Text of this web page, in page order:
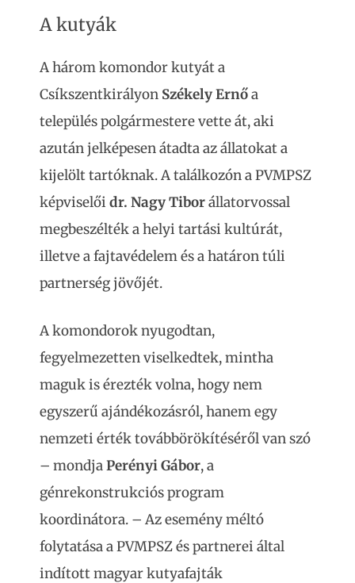
A kutyák
A három komondor kutyát a
Csíkszentkirályon Székely Ernőa
település polgármestere vette át, aki
azután jelképesen átadta az állatokat a
kijelölt tartóknak. A találkozón a PVMPSZ
képviselői dr. Nagy Tiborállatorvossal
megbeszélték a helyi tartási kultúrát,
illetve a fajtavédelem és a határon túli
partnerség jövőjét.
A komondorok nyugodtan,
fegyelmezetten viselkedtek, mintha
maguk is érezték volna, hogy nem
egyszerű ajándékozásról, hanem egy
nemzeti érték továbbörökítéséről van szó
– mondjaPerényi Gábor, a
génrekonstrukciós program
koordinátora. – Az esemény méltó
folytatása a PVMPSZ és partnerei által
indított magyar kutyafajták